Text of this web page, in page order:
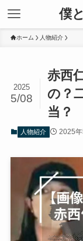
僕
ホーム 人物紹介
赤西
の？
当？
2025
5/08
人物紹介 2025年